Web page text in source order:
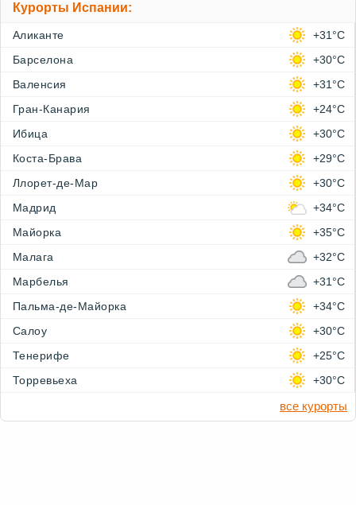
Курорты Испании:
Аликанте
+31°C
Барселона
+30°C
Валенсия
+31°C
Гран-Канария
+24°C
Ибица
+30°C
Коста-Брава
+29°C
Ллорет-де-Мар
+30°C
Мадрид
+34°C
Майорка
+35°C
Малага
+32°C
Марбелья
+31°C
Пальма-де-Майорка
+34°C
Салоу
+30°C
Тенерифе
+25°C
Торревьеха
+30°C
все курорты